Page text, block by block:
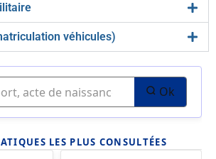
véhicules)
Ok
LES PLUS CONSULTÉES